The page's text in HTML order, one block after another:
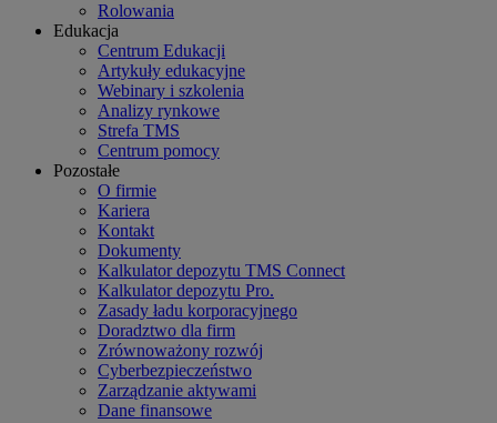
Rolowania
Edukacja
Centrum Edukacji
Artykuły edukacyjne
Webinary i szkolenia
Analizy rynkowe
Strefa TMS
Centrum pomocy
Pozostałe
O firmie
Kariera
Kontakt
Dokumenty
Kalkulator depozytu TMS Connect
Kalkulator depozytu Pro.
Zasady ładu korporacyjnego
Doradztwo dla firm
Zrównoważony rozwój
Cyberbezpieczeństwo
Zarządzanie aktywami
Dane finansowe